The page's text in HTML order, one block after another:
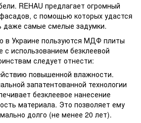
REHAU предлагает огромный
с помощью которых удастся
даже самые смелые задумки.
в Украине пользуются МДФ плиты
с использованием безклеевой
следует отнести:
повышенной влажности.
запатентованной технологии
безклеевое нанесение
материала. Это позволяет ему
долго (не менее 20 лет).